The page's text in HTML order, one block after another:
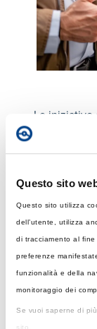
Questo sito
Questo sito utilizza
dell’utente, utilizza
di tracciamento al
preferenze
funzionalità e della
monitoraggio dei
Se vuoi saperne di
sito.
Le iniziative
piani
transizione
governo
pubblico e
sempre più
centri e le
delle
rendono
crescente